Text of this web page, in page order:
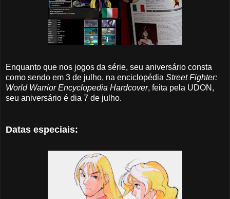
Enquanto que nos jogos da série, seu aniversário consta
como sendo em 3 de julho, na enciclopédia Street Fighter:
World Warrior Encyclopedia Hardcover, feita pela UDON,
seu aniversário é dia 7 de julho.
Datas especiais: